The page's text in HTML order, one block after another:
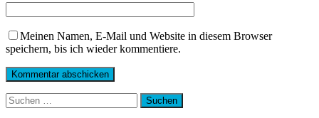
Meinen Namen, E-Mail und Website in diesem Browser
speichern, bis ich wieder kommentiere.
Suchen
nach: